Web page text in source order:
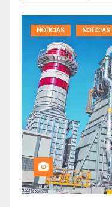
NOTICIAS NOTICIAS